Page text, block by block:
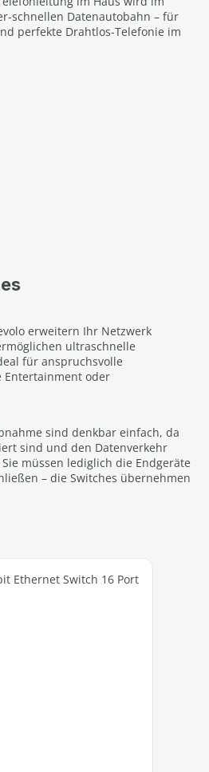
schnellen Datenautobahn – für
perfekte Drahtlos-Telefonie im
erweitern Ihr Netzwerk
ultraschnelle
für anspruchsvolle
Entertainment oder
sind denkbar einfach, da
sind und den Datenverkehr
müssen lediglich die Endgeräte
– die Switches übernehmen